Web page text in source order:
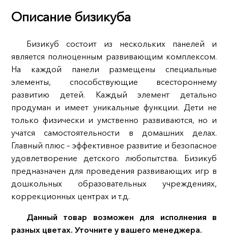
Описание бизикуба
Бизикуб состоит из нескольких панелей и
является полноценным развивающим комплексом.
На каждой панели размещены специальные
элементы, способствующие всестороннему
развитию детей. Каждый элемент детально
продуман и имеет уникальные функции. Дети не
только физически и умственно развиваются, но и
учатся самостоятельности в домашних делах.
Главный плюс – эффективное развитие и безопасное
удовлетворение детского любопытства. Бизикуб
предназначен для проведения развивающих игр в
дошкольных образовательных учреждениях,
коррекционных центрах и т.д.
Данный товар возможен для исполнения в
разных цветах. Уточните у вашего менеджера.